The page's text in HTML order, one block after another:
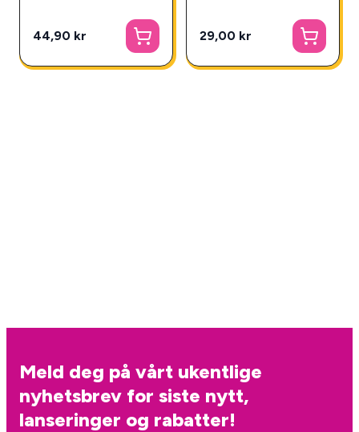
44,90 kr 29,00 kr
Meld deg på vårt ukentlige
nyhetsbrev for siste nytt,
lanseringer og rabatter!